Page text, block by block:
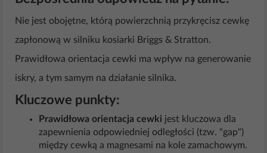
Nie jest obojętne, którą powierzchnią przykręcisz cewkę
zapłonową w silniku kosiarki Briggs & Stratton.
Prawidłowa orientacja cewki ma wpływ na generowanie
iskry, a tym samym na działanie silnika.
Kluczowe punkty:
Prawidłowa orientacja cewki jest kluczowa dla
zapewnienia odpowiedniej odległości (tzw. "gap")
między cewką a magnesami na kole zamachowym.